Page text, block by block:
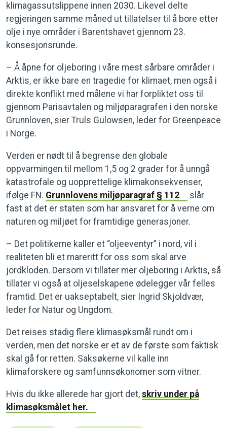
klimagassutslippene innen 2030. Likevel delte
regjeringen samme måned ut tillatelser til å bore etter
olje i nye områder i Barentshavet gjennom 23.
konsesjonsrunde.
– Å åpne for oljeboring i våre mest sårbare områder i
Arktis, er ikke bare en tragedie for klimaet, men også i
direkte konflikt med målene vi har forpliktet oss til
gjennom Parisavtalen og miljøparagrafen i den norske
Grunnloven, sier Truls Gulowsen, leder for Greenpeace
i Norge.
Verden er nødt til å begrense den globale
oppvarmingen til mellom 1,5 og 2 grader for å unngå
katastrofale og uopprettelige klimakonsekvenser,
ifølge FN. Grunnlovens miljøparagraf § 112
slår
fast at det er staten som har ansvaret for å verne om
naturen og miljøet for framtidige generasjoner.
– Det politikerne kaller et “oljeeventyr” i nord, vil i
realiteten bli et mareritt for oss som skal arve
jordkloden. Dersom vi tillater mer oljeboring i Arktis, så
tillater vi også at oljeselskapene ødelegger vår felles
framtid. Det er uakseptabelt, sier Ingrid Skjoldvær,
leder for Natur og Ungdom.
Det reises stadig flere klimasøksmål rundt om i
verden, men det norske er et av de første som faktisk
skal gå for retten. Saksøkerne vil kalle inn
klimaforskere og samfunnsøkonomer som vitner.
Hvis du ikke allerede har gjort det, skriv under på
klimasøksmålet her.